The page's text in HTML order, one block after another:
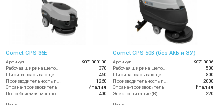
Comet CPS 36E
Артикул
9071000100
Рабочая ширина щеток (мм)
370
Ширина всасывающей балки (мм)
460
Производительность по площади (м2/ч)
1260
Страна-производитель
Италия
Потребляемая мощность (Вт)
400
Comet CPS 50B (без АКБ и ЗУ)
Артикул
90710006
Рабочая ширина щеток (мм)
500
Ширина всасывающей балки (мм)
800
Производительность по площади (м2/ч)
2000
Страна-производитель
Италия
Электропитание (В)
220